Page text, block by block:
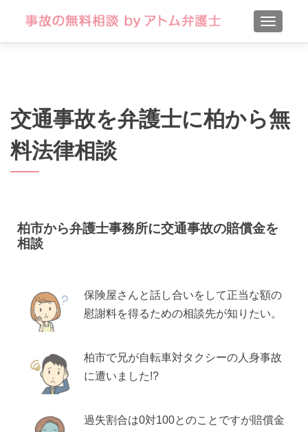
交通事故を弁護士に柏から無
料法律相談
柏市から弁護士事務所に交通事故の賠償金を
相談
保険屋さんと話し合いをして正当な額の
慰謝料を得るための相談先が知りたい。
柏市で兄が自転車対タクシーの人身事故
に遭いました!?
過失割合は0対100とのことですが賠償金